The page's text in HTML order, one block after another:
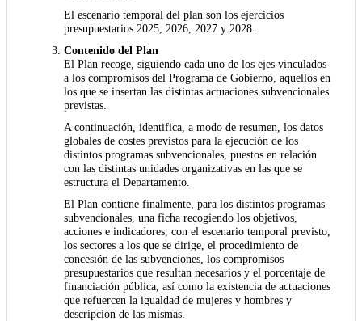
El escenario temporal del plan son los ejercicios
presupuestarios 2025, 2026, 2027 y 2028.
Contenido del Plan
El Plan recoge, siguiendo cada uno de los ejes vinculados
a los compromisos del Programa de Gobierno, aquellos en
los que se insertan las distintas actuaciones subvencionales
previstas.
A continuación, identifica, a modo de resumen, los datos
globales de costes previstos para la ejecución de los
distintos programas subvencionales, puestos en relación
con las distintas unidades organizativas en las que se
estructura el Departamento.
El Plan contiene finalmente, para los distintos programas
subvencionales, una ficha recogiendo los objetivos,
acciones e indicadores, con el escenario temporal previsto,
los sectores a los que se dirige, el procedimiento de
concesión de las subvenciones, los compromisos
presupuestarios que resultan necesarios y el porcentaje de
financiación pública, así como la existencia de actuaciones
que refuercen la igualdad de mujeres y hombres y
descripción de las mismas.